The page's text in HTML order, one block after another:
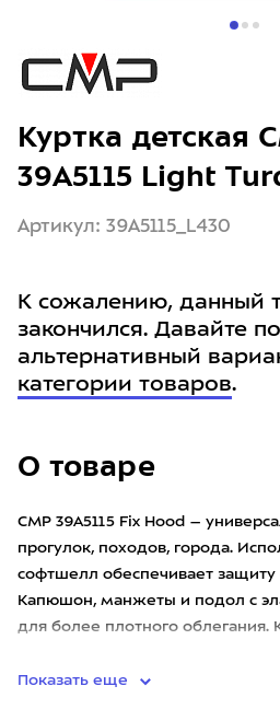
О товаре
CMP 39A5115 Fix Hood –
прогулок, походов, города.
софтшелл обеспечивает
Капюшон, манжеты и подол с
для более плотного облегания.
Показать еще
Куртка детская
39A5115 Light
Артикул: 39A5115_L430
К сожалению, данный
закончился. Давайте
альтернативный
категории товаров.